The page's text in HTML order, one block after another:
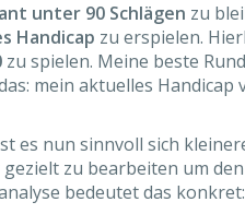
unter 90 Schlägen zu
Handicap zu erspielen.
zu spielen. Meine beste
mein aktuelles Handicap
es nun sinnvoll sich
zu bearbeiten um
bedeutet das konkret: